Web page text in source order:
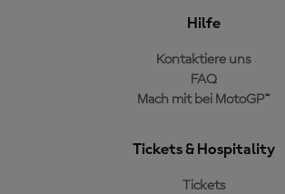
Hilfe
Kontaktiere uns
FAQ
Mach mit bei MotoGP™
Tickets & Hospitality
Tickets